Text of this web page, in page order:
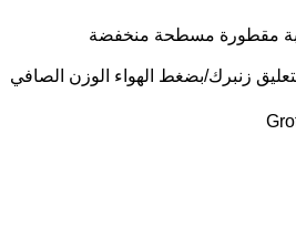
مقطورة مسطحة منخفضة
زنبرك/بضغط الهواء الوزن الصافي